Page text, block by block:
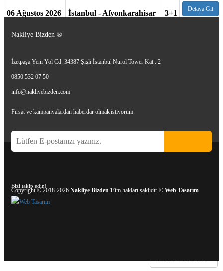
06 Ağustos 2026 İstanbul - Afyonkarahisar 3+1 Detaya Git
Nakliye Bizden ®
İzetpaşa Yeni Yol Cd. 34387 Şişli İstanbul Nurol Tower Kat : 2
0850 532 07 50
info@nakliyebizden.com
Fırsat ve kampanyalardan haberdar olmak istiyorum
Bizi takip edin!
Copyright© 2018-2026 Nakliye Bizden Tüm hakları saklıdır © Web Tasarım
Comodo 256SSL